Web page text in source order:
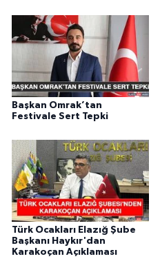
Başkan Omrak’tan
Festivale Sert Tepki
Türk Ocakları Elazığ Şube
Başkanı Haykır'dan
Karakoçan Açıklaması